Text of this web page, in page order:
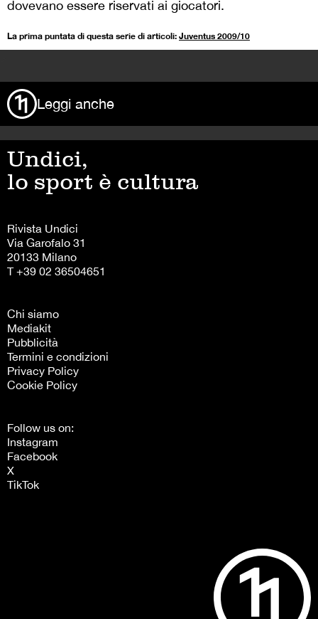
dovevano essere riservati ai giocatori.
La prima puntata di questa serie di articoli: Juventus 2009/10
Leggi anche
Undici,
lo sport è cultura
Rivista Undici
Via Garofalo 31
20133 Milano
T +39 02 36504651
Chi siamo
Mediakit
Pubblicità
Termini e condizioni
Privacy Policy
Cookie Policy
Follow us on:
Instagram
Facebook
X
TikTok